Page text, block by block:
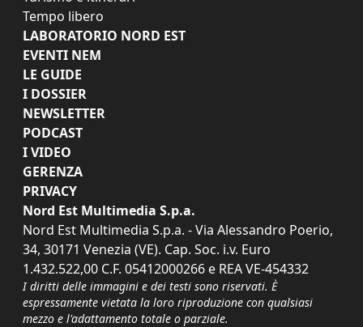
Tempo libero
LABORATORIO NORD EST
EVENTI NEM
LE GUIDE
I DOSSIER
NEWSLETTER
PODCAST
I VIDEO
GERENZA
PRIVACY
Nord Est Multimedia S.p.a.
Nord Est Multimedia S.p.a. - Via Alessandro Poerio,
34, 30171 Venezia (VE). Cap. Soc. i.v. Euro
1.432.522,00 C.F. 05412000266 e REA VE-454332
I diritti delle immagini e dei testi sono riservati. È
espressamente vietata la loro riproduzione con qualsiasi
mezzo e l'adattamento totale o parziale.